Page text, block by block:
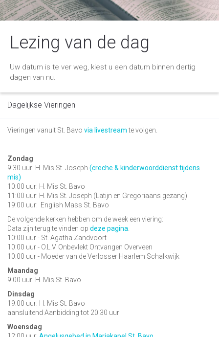
Lezing van de dag
Uw datum is te ver weg, kiest u een datum binnen dertig
dagen van nu.
Dagelijkse Vieringen
Vieringen vanuit St. Bavo via livestreamte volgen.
Zondag
9:30 uur: H. Mis St. Joseph (creche & kinderwoorddienst tijdens
mis)
10:00 uur: H. Mis St. Bavo
11:00 uur: H. Mis St. Joseph (Latijn en Gregoriaans gezang)
19:00 uur: English Mass St. Bavo
De volgende kerken hebben om de week een viering:
Data zijn terug te vinden op deze pagina
10:00 uur - St. Agatha Zandvoort
10:00 uur - O.L.V. Onbevlekt Ontvangen Overveen
10:00 uur - Moeder van de Verlosser Haarlem Schalkwijk
Maandag
9:00 uur: H. Mis St. Bavo
Dinsdag
19:00 uur: H. Mis St. Bavo
aansluitend Aanbidding tot 20.30 uur
Woensdag